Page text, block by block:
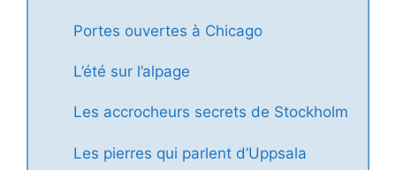
Portes ouvertes à Chicago
L’été sur l’alpage
Les accrocheurs secrets de Stockholm
Les pierres qui parlent d’Uppsala